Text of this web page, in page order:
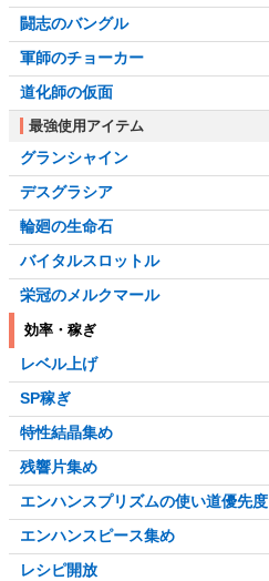
闘志のバングル
軍師のチョーカー
道化師の仮面
最強使用アイテム
グランシャイン
デスグラシア
輪廻の生命石
バイタルスロットル
栄冠のメルクマール
効率・稼ぎ
レベル上げ
SP稼ぎ
特性結晶集め
残響片集め
エンハンスプリズムの使い道優先度
エンハンスピース集め
レシピ開放